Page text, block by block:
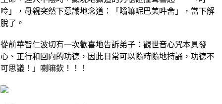
呤」，母親突然下意識地念道：「嗡嘛呢巴美吽舍」，當下解
脫了。
從前華智仁波切有一次歡喜地告訴弟子：觀世音心咒本具發
心、正行和回向的功德，因此日常可以隨時隨地持誦，功德不
可思議！」喇嘛欽！！！